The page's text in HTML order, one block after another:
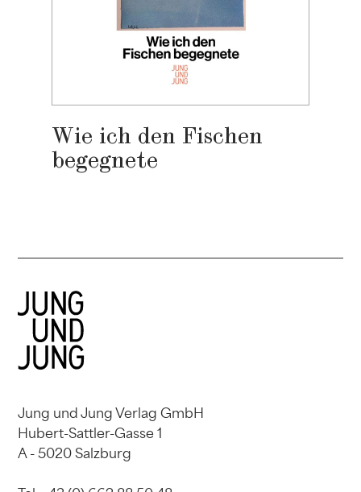
Wie ich den Fischen
begegnete
Jung und Jung Verlag GmbH
Hubert-Sattler-Gasse 1
A - 5020 Salzburg